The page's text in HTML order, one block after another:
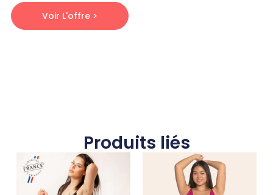
Voir L'offre >
Produits liés